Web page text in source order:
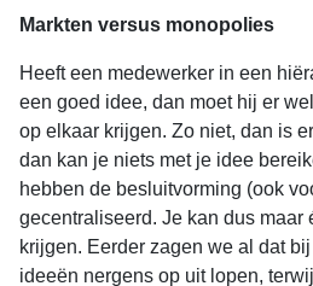
Markten versus monopolies
Heeft een medewerker in een
een goed idee, dan moet hij er
op elkaar krijgen. Zo niet, dan is
dan kan je niets met je idee
hebben de besluitvorming (ook
gecentraliseerd. Je kan dus maar
krijgen. Eerder zagen we al dat
ideeën nergens op uit lopen,